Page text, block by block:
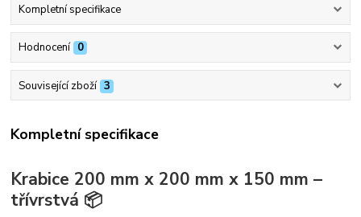
Kompletní specifikace
Hodnocení 0
Související zboží 3
Kompletní specifikace
Krabice 200 mm x 200 mm x 150 mm –
třívrstvá 📦